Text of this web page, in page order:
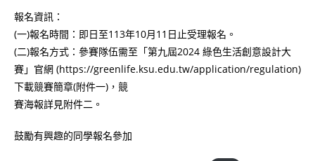
報名資訊：
(一)報名時間：即日至113年10月11日止受理報名。
(二)報名方式：參賽隊伍需至「第九屆2024 綠色生活創意設計大
賽」官網 (https://greenlife.ksu.edu.tw/application/regulation)
下載競賽簡章(附件一)，競
賽海報詳見附件二。
鼓勵有興趣的同學報名參加